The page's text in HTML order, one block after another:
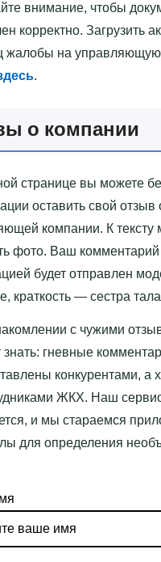
внимание, чтобы
корректно. Загрузить
жалобы на
.
о компании
странице вы можете
оставить свой
компании. К тексту
фото. Ваш
будет отправлен
краткость — сестра
с чужими
знать: гневные
конкурентами, а
ЖКХ. Наш
и мы стараемся
для определения